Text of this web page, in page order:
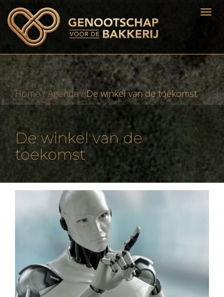
Home/Agenda/De winkel van de toekomst
De winkel van de
toekomst